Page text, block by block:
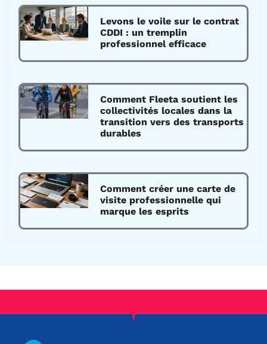
Levons le voile sur le contrat
CDDI : un tremplin
professionnel efficace
Comment Fleeta soutient les
collectivités locales dans la
transition vers des transports
durables
Comment créer une carte de
visite professionnelle qui
marque les esprits